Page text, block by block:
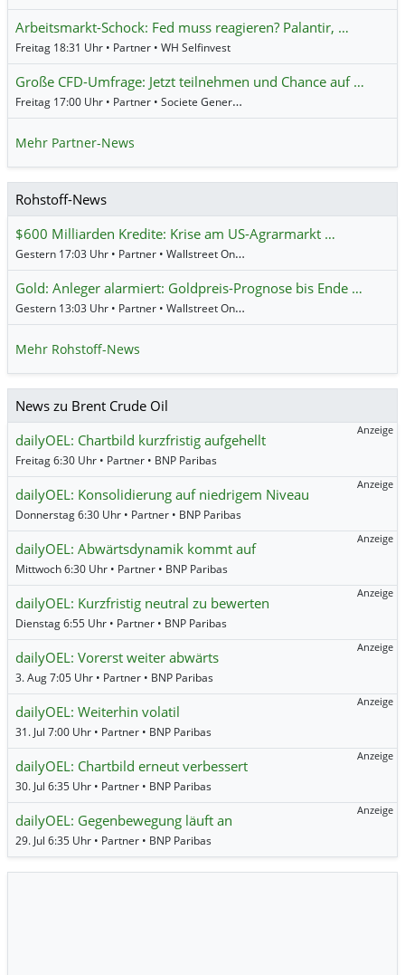
Arbeitsmarkt-Schock: Fed muss reagieren? Palantir, …
Freitag 18:31 Uhr • Partner • WH Selfinvest
Große CFD-Umfrage: Jetzt teilnehmen und Chance auf …
Freitag 17:00 Uhr • Partner • Societe Generale
Mehr Partner-News
Rohstoff-News
$600 Milliarden Kredite: Krise am US-Agrarmarkt …
Gestern 17:03 Uhr • Partner • Wallstreet Online
Gold: Anleger alarmiert: Goldpreis-Prognose bis Ende …
Gestern 13:03 Uhr • Partner • Wallstreet Online
Mehr Rohstoff-News
News zu Brent Crude Oil
dailyOEL: Chartbild kurzfristig aufgehellt
Freitag 6:30 Uhr • Partner • BNP Paribas
Anzeige
dailyOEL: Konsolidierung auf niedrigem Niveau
Donnerstag 6:30 Uhr • Partner • BNP Paribas
Anzeige
dailyOEL: Abwärtsdynamik kommt auf
Mittwoch 6:30 Uhr • Partner • BNP Paribas
Anzeige
dailyOEL: Kurzfristig neutral zu bewerten
Dienstag 6:55 Uhr • Partner • BNP Paribas
Anzeige
dailyOEL: Vorerst weiter abwärts
3. Aug 7:05 Uhr • Partner • BNP Paribas
Anzeige
dailyOEL: Weiterhin volatil
31. Jul 7:00 Uhr • Partner • BNP Paribas
Anzeige
dailyOEL: Chartbild erneut verbessert
30. Jul 6:35 Uhr • Partner • BNP Paribas
Anzeige
dailyOEL: Gegenbewegung läuft an
29. Jul 6:35 Uhr • Partner • BNP Paribas
Anzeige